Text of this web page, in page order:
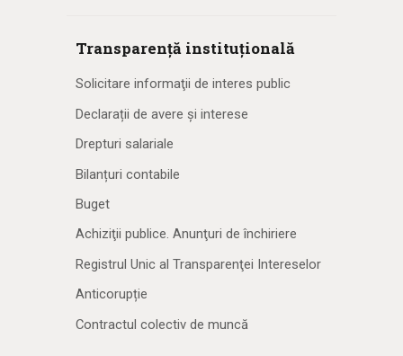
Transparență instituțională
Solicitare informaţii de interes public
Declarații de avere și interese
Drepturi salariale
Bilanțuri contabile
Buget
Achiziţii publice. Anunţuri de închiriere
Registrul Unic al Transparenţei Intereselor
Anticorupție
Contractul colectiv de muncă